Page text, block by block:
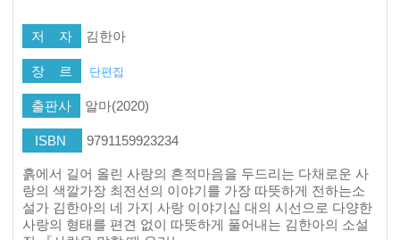
저 자 김한아
장 르 단편집
출판사 알마(2020)
ISBN 9791159923234
흙에서 길어 올린 사랑의 흔적마음을 두드리는 다채로운 사
랑의 색깔가장 최전선의 이야기를 가장 따뜻하게 전하는소
설가 김한아의 네 가지 사랑 이야기십 대의 시선으로 다양한
사랑의 형태를 편견 없이 따뜻하게 풀어내는 김한아의 소설